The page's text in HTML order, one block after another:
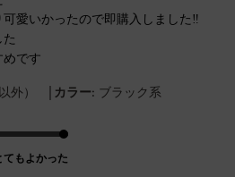
愛いかったので即購入しました‼︎
めです
外） | カラー: ブラック系
てもよかった